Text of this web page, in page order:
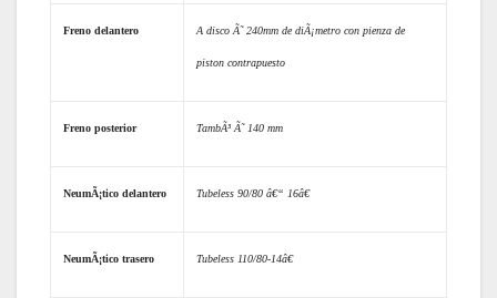
Freno delantero A disco Ã˜ 240mm de diÃ¡metro con pienza de
piston contrapuesto
Freno posterior TambÃ³ Ã˜ 140 mm
NeumÃ¡tico delantero Tubeless 90/80 â€“ 16â€
NeumÃ¡tico trasero Tubeless 110/80-14â€